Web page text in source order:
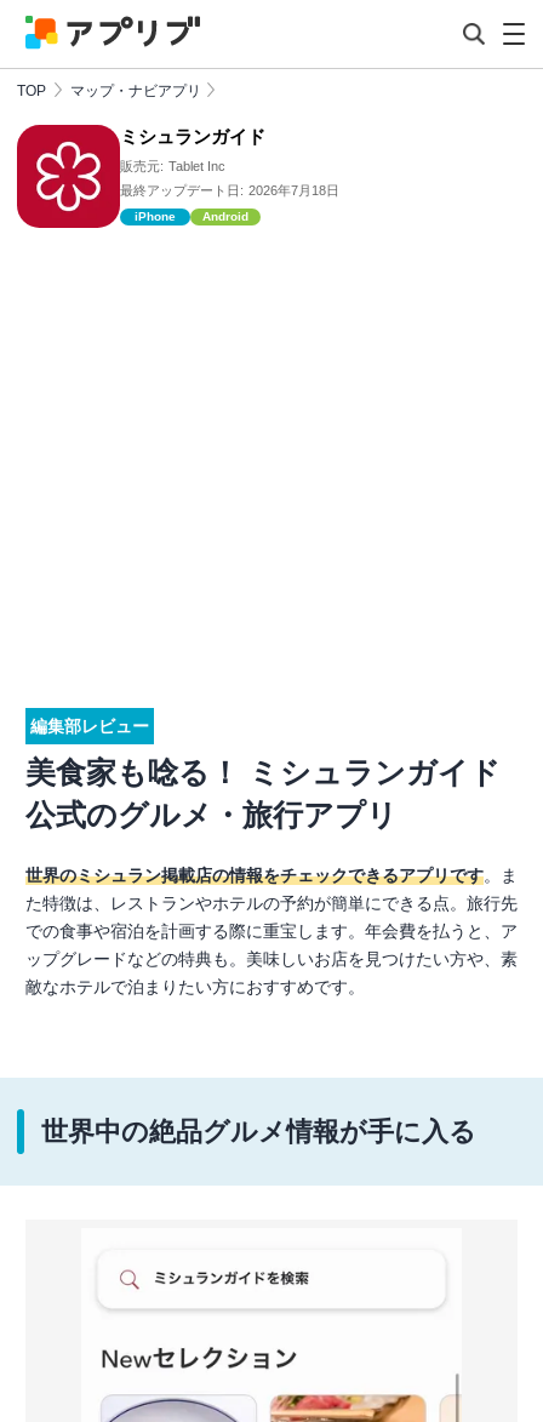
TOP マップ・ナビアプリ
ミシュランガイド
販売元: Tablet Inc
最終アップデート日: 2026年7月18日
iPhone Android
編集部レビュー
美食家も唸る！ ミシュランガイド
公式のグルメ・旅行アプリ
世界のミシュラン掲載店の情報をチェックできるアプリです。ま
た特徴は、レストランやホテルの予約が簡単にできる点。旅行先
での食事や宿泊を計画する際に重宝します。年会費を払うと、ア
ップグレードなどの特典も。美味しいお店を見つけたい方や、素
敵なホテルで泊まりたい方におすすめです。
世界中の絶品グルメ情報が手に入る